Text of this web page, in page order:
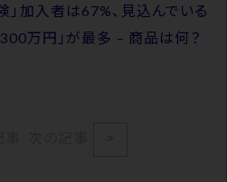
」加入者は67%、見込んでいる
万円」が最多 – 商品は何？